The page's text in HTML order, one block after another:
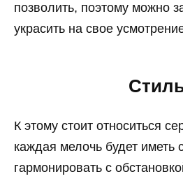
позволить, поэтому можно
украсить на свое
К этому стоит относиться
каждая мелочь будет иметь
гармонировать с